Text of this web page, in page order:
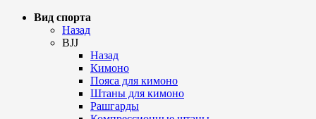
Вид спорта
Назад
BJJ
Назад
Кимоно
Пояса для кимоно
Штаны для кимоно
Рашгарды